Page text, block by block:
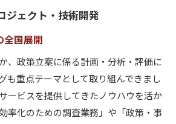
ジェクト・技術開発
全国展開
、政策立案に係る計画・分析・評価に
も重点テーマとして取り組んできまし
ービスを提供してきたノウハウを活か
率化のための調査業務」や「政策・事